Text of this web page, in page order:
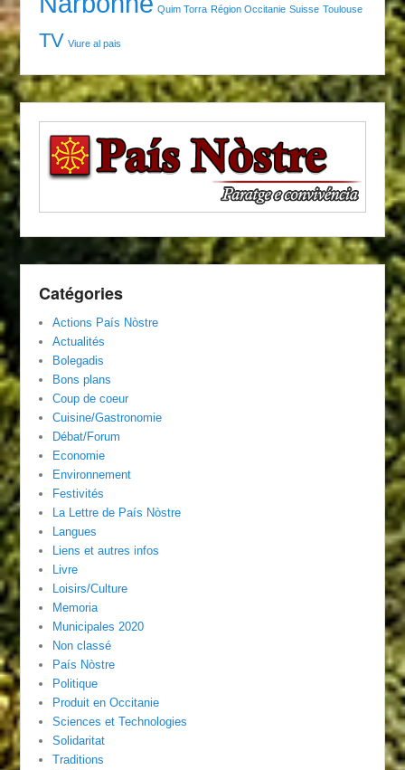
Quim Torra Région Occitanie Suisse Toulouse
TV Viure al pais
Catégories
Actions País Nòstre
Actualités
Bolegadis
Bons plans
Coup de coeur
Cuisine/Gastronomie
Débat/Forum
Economie
Environnement
Festivités
La Lettre de País Nòstre
Langues
Liens et autres infos
Livre
Loisirs/Culture
Memoria
Municipales 2020
Non classé
País Nòstre
Politique
Produit en Occitanie
Sciences et Technologies
Solidaritat
Traditions